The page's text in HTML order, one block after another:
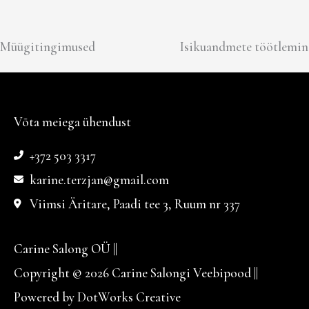
Müügitingimused Isikuandmete
Võta meiega ühendust
+372 503 3317
karine.terzjan@gmail.com
Viimsi Äritare, Paadi tee 3, Ruum nr 337
Carine Salong OÜ ||
Copyright © 2026 Carine Salongi Veebipood ||
Powered by DotWorks Creative